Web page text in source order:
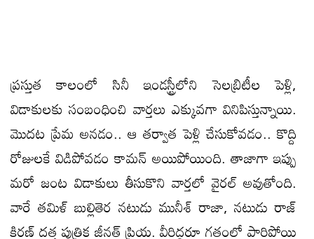
ప్రస్తుత కాలంలో సినీ ఇండస్ట్రీలోని సెలబ్రిటీల పెళ్లి,
విడాకులకు సంబంధించి వార్తలు ఎక్కువగా వినిపిస్తున్నాయి.
మొదట ప్రేమ అనడం.. ఆ తర్వాత పెళ్లి చేసుకోవడం.. కొద్ది
రోజులకే విడిపోవడం కామన్ అయిపోయింది. తాజాగా ఇప్పు
మరో జంట విడాకులు తీసుకొని వార్తలో వైరల్ అవుతోంది.
వారే తమిళ్ బుల్లితెర నటుడు మునీశ్ రాజా, నటుడు రాజ్
కిరణ్ దత్త పుత్రిక జీనత్ ప్రియ. వీరిద్దరూ గతంలో పారిపోయి